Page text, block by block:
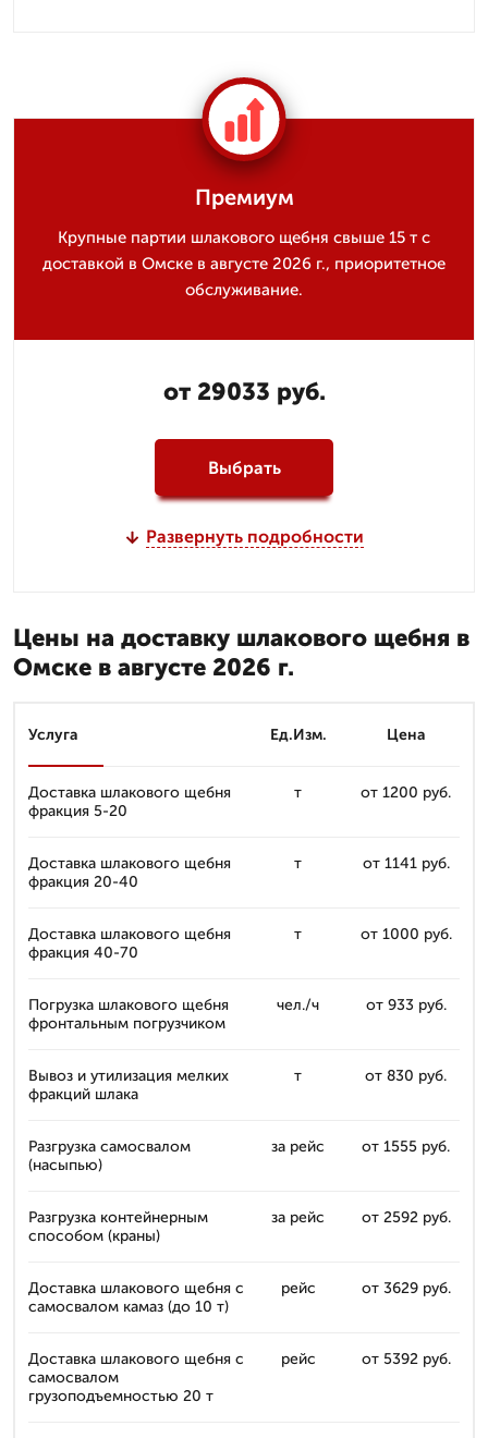
Премиум
Крупные партии шлакового щебня свыше 15 т с
доставкой в Омске в августе 2026 г., приоритетное
обслуживание.
от 29033 руб.
Выбрать
Развернуть подробности
Цены на доставку шлакового щебня в
Омске в августе 2026 г.
Услуга Ед.Изм. Цена
Доставка шлакового щебня
фракция 5-20
т от 1200 руб.
Доставка шлакового щебня
фракция 20-40
т от 1141 руб.
Доставка шлакового щебня
фракция 40-70
т от 1000 руб.
Погрузка шлакового щебня
фронтальным погрузчиком
чел./ч от 933 руб.
Вывоз и утилизация мелких
фракций шлака
т от 830 руб.
Разгрузка самосвалом
(насыпью)
за рейс от 1555 руб.
Разгрузка контейнерным
способом (краны)
за рейс от 2592 руб.
Доставка шлакового щебня с
самосвалом камаз (до 10 т)
рейс от 3629 руб.
Доставка шлакового щебня с
самосвалом
грузоподъемностью 20 т
рейс от 5392 руб.